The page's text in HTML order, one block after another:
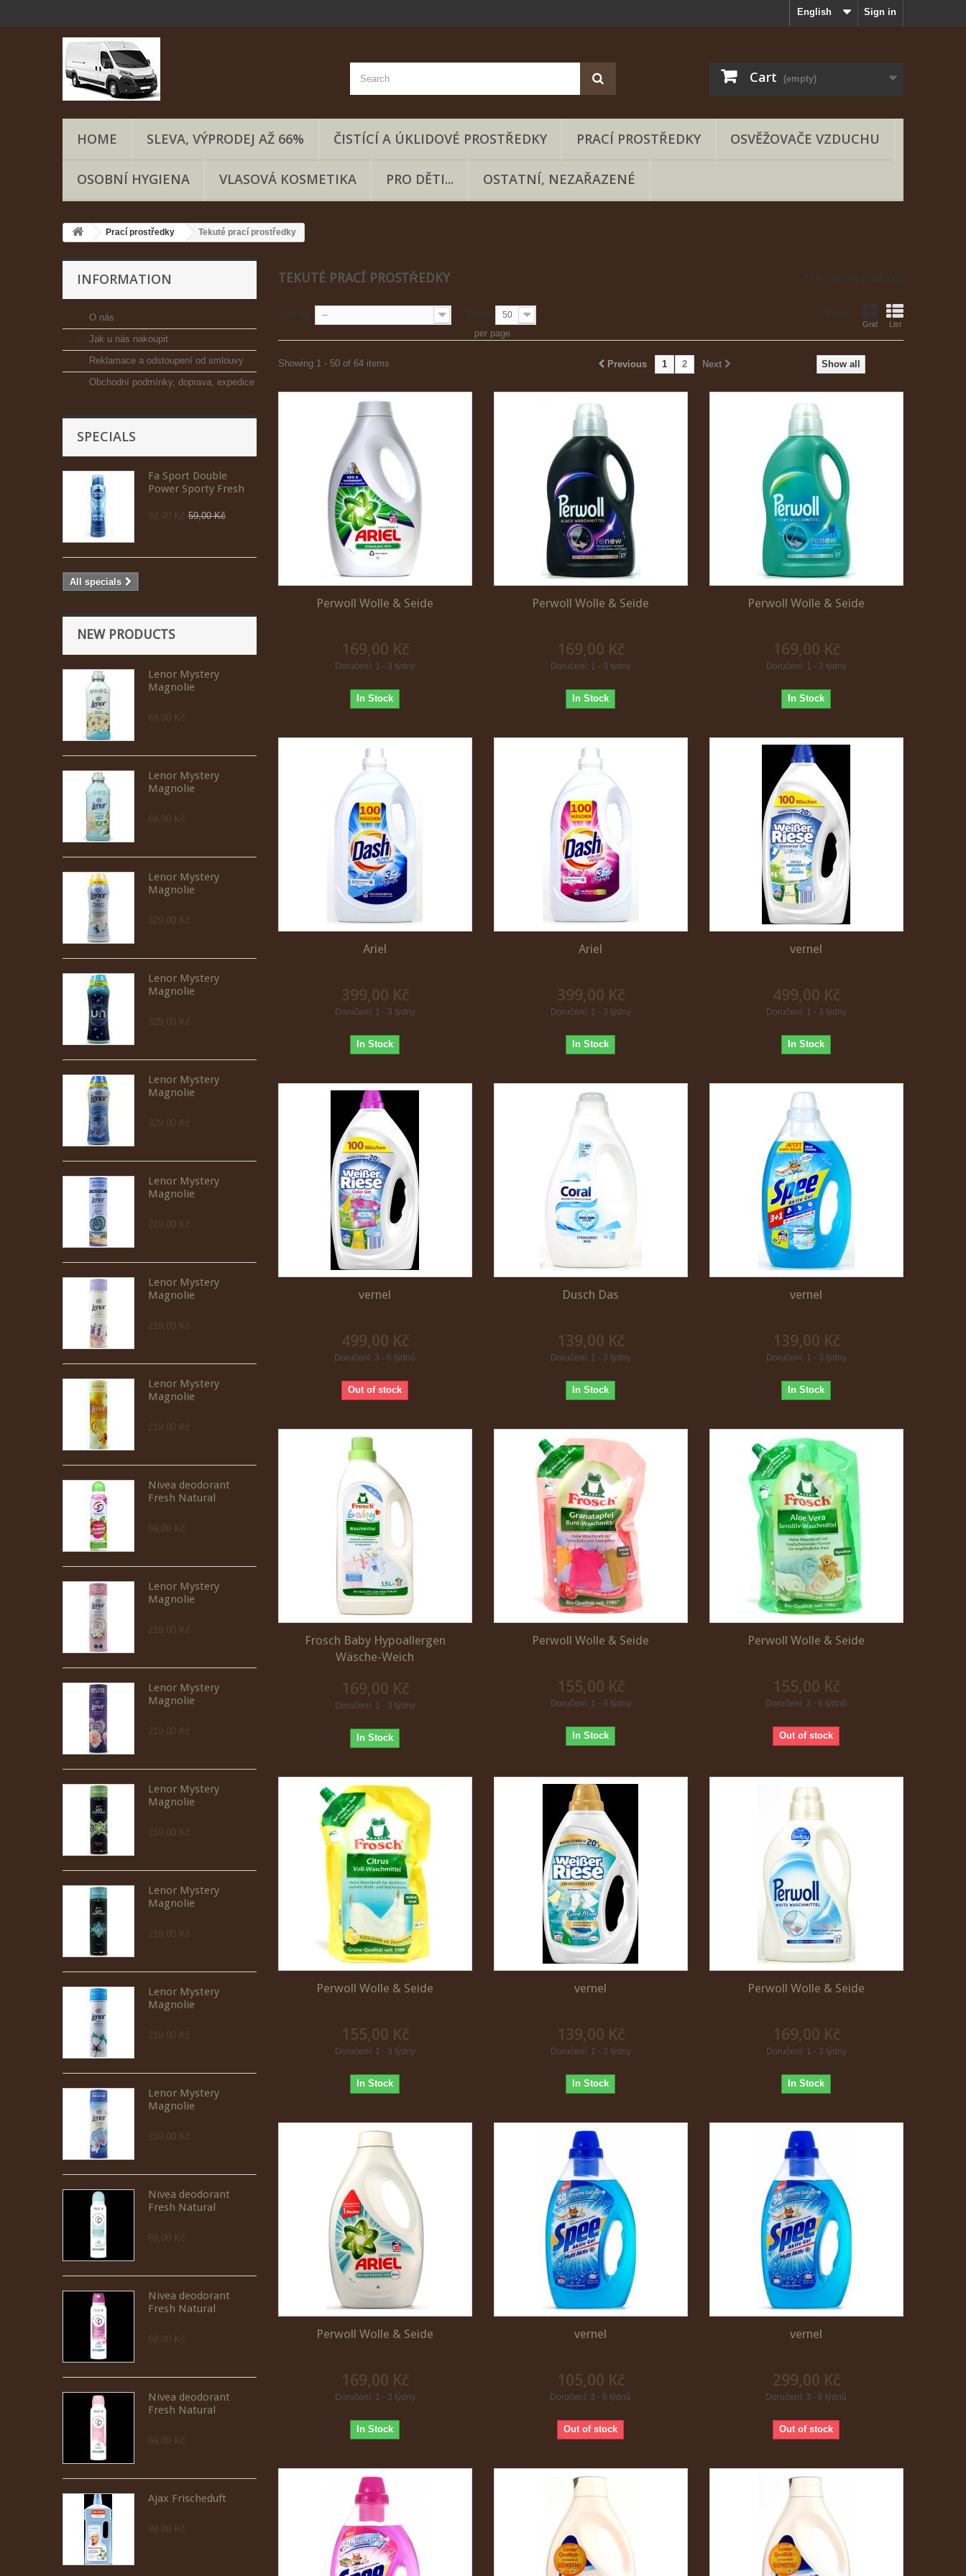
Sign in
English
Cart (empty)
HOME SLEVA, VÝPRODEJ AŽ 66% ČISTÍCÍ A ÚKLIDOVÉ PROSTŘEDKY PRACÍ PROSTŘEDKY OSVĚŽOVAČE VZDUCHU
OSOBNÍ HYGIENA VLASOVÁ KOSMETIKA PRO DĚTI... OSTATNÍ, NEZAŘAZENÉ
Prací prostředky Tekuté prací prostředky
INFORMATION
O nás
Jak u nás nakoupit
Reklamace a odstoupení od smlouvy
Obchodní podmínky, doprava, expedice
SPECIALS
Fa Sport Double
Power Sporty Fresh
39,00 Kč 59,00 Kč
All specials
NEW PRODUCTS
Lenor Mystery
Magnolie
69,00 Kč
Lenor Mystery
Magnolie
69,00 Kč
Lenor Mystery
Magnolie
329,00 Kč
Lenor Mystery
Magnolie
329,00 Kč
Lenor Mystery
Magnolie
329,00 Kč
Lenor Mystery
Magnolie
219,00 Kč
Lenor Mystery
Magnolie
219,00 Kč
Lenor Mystery
Magnolie
219,00 Kč
Nivea deodorant
Fresh Natural
69,00 Kč
Lenor Mystery
Magnolie
219,00 Kč
Lenor Mystery
Magnolie
219,00 Kč
Lenor Mystery
Magnolie
219,00 Kč
Lenor Mystery
Magnolie
219,00 Kč
Lenor Mystery
Magnolie
219,00 Kč
Lenor Mystery
Magnolie
219,00 Kč
Nivea deodorant
Fresh Natural
69,00 Kč
Nivea deodorant
Fresh Natural
69,00 Kč
Nivea deodorant
Fresh Natural
69,00 Kč
Ajax Frischeduft
99,00 Kč
TEKUTÉ PRACÍ PROSTŘEDKY
View:
Grid List
Sort by -- Show 50
per page
Show all
Previous 1 2 Next
Showing 1 - 50 of 64 items
Perwoll Wolle & Seide
169,00 Kč
Doručení: 1 - 3 týdny
In Stock
Perwoll Wolle & Seide
169,00 Kč
Doručení: 1 - 3 týdny
In Stock
Perwoll Wolle & Seide
169,00 Kč
Doručení: 1 - 3 týdny
In Stock
Ariel
399,00 Kč
Doručení: 1 - 3 týdny
In Stock
Ariel
399,00 Kč
Doručení: 1 - 3 týdny
In Stock
vernel
499,00 Kč
Doručení: 1 - 3 týdny
In Stock
vernel
499,00 Kč
Doručení: 3 - 6 týdnů
Out of stock
Dusch Das
139,00 Kč
Doručení: 1 - 3 týdny
In Stock
vernel
139,00 Kč
Doručení: 1 - 3 týdny
In Stock
Frosch Baby Hypoallergen
Wäsche-Weich
169,00 Kč
Doručení: 1 - 3 týdny
In Stock
Perwoll Wolle & Seide
155,00 Kč
Doručení: 1 - 3 týdny
In Stock
Perwoll Wolle & Seide
155,00 Kč
Doručení: 3 - 6 týdnů
Out of stock
Perwoll Wolle & Seide
155,00 Kč
Doručení: 1 - 3 týdny
In Stock
vernel
139,00 Kč
Doručení: 1 - 3 týdny
In Stock
Perwoll Wolle & Seide
169,00 Kč
Doručení: 1 - 3 týdny
In Stock
Perwoll Wolle & Seide
169,00 Kč
Doručení: 1 - 3 týdny
In Stock
vernel
105,00 Kč
Doručení: 3 - 6 týdnů
Out of stock
vernel
299,00 Kč
Doručení: 3 - 6 týdnů
Out of stock